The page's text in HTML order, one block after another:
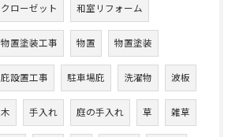
クローゼット 和室リフォーム
物置塗装工事 物置 物置塗装
庇設置工事 駐車場庇 洗濯物 波板
木 手入れ 庭の手入れ 草 雑草